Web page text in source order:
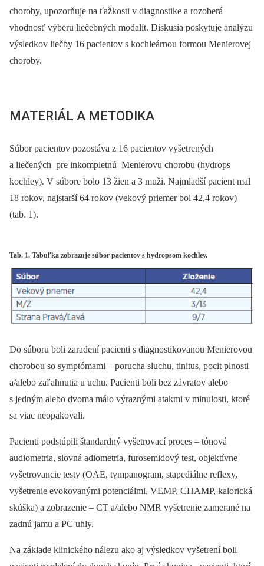
choroby, upozorňuje na ťažkosti v diagnostike a rozoberá
vhodnosť výberu liečebných modalít. Diskusia poskytuje analýzu
výsledkov liečby 16 pacientov s kochleárnou formou Menierovej
choroby.
MATERIÁL A METODIKA
Súbor pacientov pozostáva z 16 pacientov vyšetrených
a liečených pre inkompletnú Menierovu chorobu (hydrops
kochley). V súbore bolo 13 žien a 3 muži. Najmladší pacient mal
18 rokov, najstarší 64 rokov (vekový priemer bol 42,4 rokov)
(tab. 1).
Tab. 1. Tabuľka zobrazuje súbor pacientov s hydropsom kochley.
Do súboru boli zaradení pacienti s diagnostikovanou Menierovou
chorobou so symptómami –⁠ porucha sluchu, tinitus, pocit plnosti
a/alebo zaľahnutia u uchu. Pacienti boli bez závratov alebo
s jedným alebo dvoma málo výraznými atakmi v minulosti, ktoré
sa viac neopakovali.
Pacienti podstúpili štandardný vyšetrovací proces –⁠ tónová
audiometria, slovná adiometria, furosemidový test, objektívne
vyšetrovancie testy (OAE, tympanogram, stapediálne reflexy,
vyšetrenie evokovanými potenciálmi, VEMP, CHAMP, kalorická
skúška) a zobrazenie –⁠ CT a/alebo NMR vyšetrenie zamerané na
zadnú jamu a PC uhly.
Na základe klinického nálezu ako aj výsledkov vyšetrení boli